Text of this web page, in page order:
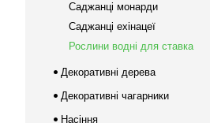
Саджанці монарди
Саджанці ехінацеї
Рослини водні для ставка
Декоративні дерева
Декоративні чагарники
Насіння